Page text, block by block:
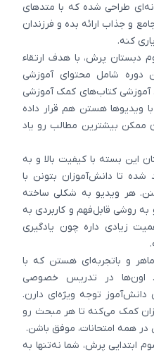
طراحی شده که با متدهای
و جذاب ارائه بده و فرزندان
کنه.
پرش، با هدف ارتقاء
دوره شامل محتوای آموزشی
آموزشی کتاب‌های کمک آموزشی
ویدیوها هستن هم قرار داده
ممکن بیشترین مطالب رو یاد
این بسته با کیفیت بالا و به
تا دانش‌آموزان بتونن با
هر ویدیو به شکلی ساخته
روشی قابل‌فهم و کاربردی به
زیادی داره چون یادگیری
و باتجربه‌ای هستن که با
اون‌ها در تدریس خصوصی
دانش‌آموز توجه ویژه‌ای دارن.
کمک می‌کنه تا هر مبحث رو
همه امتحانات، موفق باشن.
ابتدایی پرش، شما نه‌تنها به